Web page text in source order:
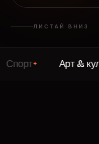
ЛИСТАЙ ВНИЗ
✦ Арт & культура✦